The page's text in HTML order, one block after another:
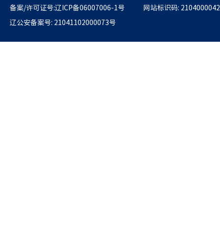
备案/许可证号:辽ICP备06007006-1号
网站标识码: 2104000042
辽公安备案号: 21041102000073号